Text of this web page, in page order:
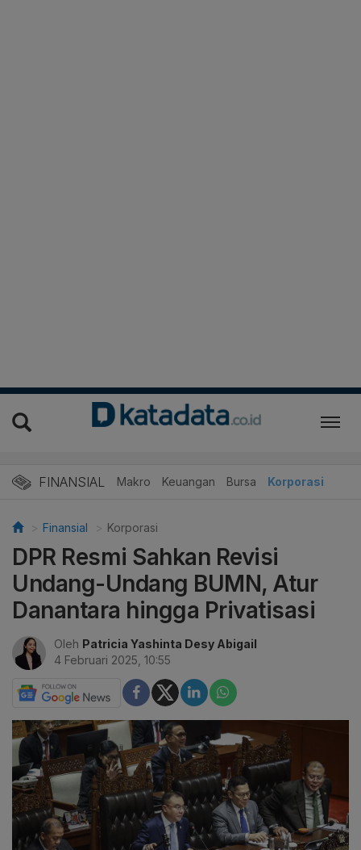
FINANSIAL Makro Keuangan Bursa Korporasi
Finansial Korporasi
DPR Resmi Sahkan Revisi
Undang-Undang BUMN, Atur
Danantara hingga Privatisasi
Oleh Patricia Yashinta Desy Abigail
4 Februari 2025, 10:55